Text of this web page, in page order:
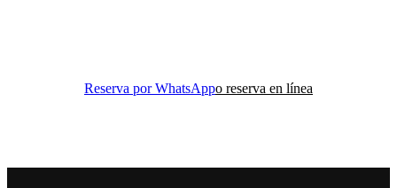
Reserva por WhatsAppo reserva en línea